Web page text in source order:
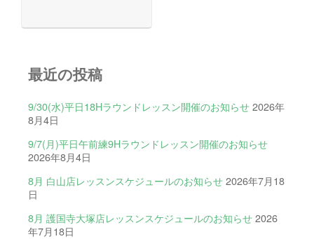
最近の投稿
9/30(水)平日18Hラウンドレッスン開催のお知らせ 2026年
8月4日
9/7(月)平日午前練9Hラウンドレッスン開催のお知らせ
2026年8月4日
8月 白山店レッスンスケジュールのお知らせ 2026年7月18
日
8月 護国寺大塚店レッスンスケジュールのお知らせ 2026
年7月18日